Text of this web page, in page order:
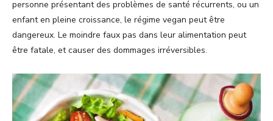
personne présentant des problèmes de santé récurrents, ou un
enfant en pleine croissance, le régime vegan peut être
dangereux. Le moindre faux pas dans leur alimentation peut
être fatale, et causer des dommages irréversibles.